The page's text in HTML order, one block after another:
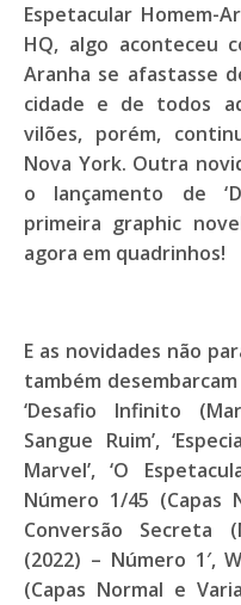
Espetacular Homem-
HQ, algo aconteceu
Aranha se afastasse
cidade e de todos
vilões, porém,
Nova York. Outra
o lançamento de ‘
primeira graphic
agora em quadrinhos!
E as novidades não
também
‘Desafio Infinito
Sangue Ruim’,
Marvel’, ‘O
Número 1/45 (Capas
Conversão Secreta
(2022) – Número 1′,
(Capas Normal e